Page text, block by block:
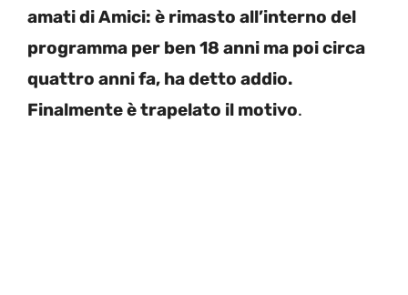
amati di Amici: è rimasto all’interno del
programma per ben 18 anni ma poi circa
quattro anni fa, ha detto addio.
Finalmente è trapelato il motivo.